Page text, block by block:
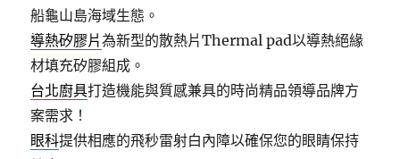
船龜山島海域生態。
導熱矽膠片為新型的散熱片Thermal pad以導熱絕緣
材填充矽膠組成。
台北廚具打造機能與質感兼具的時尚精品領導品牌方
案需求！
眼科提供相應的飛秒雷射白內障以確保您的眼睛保持